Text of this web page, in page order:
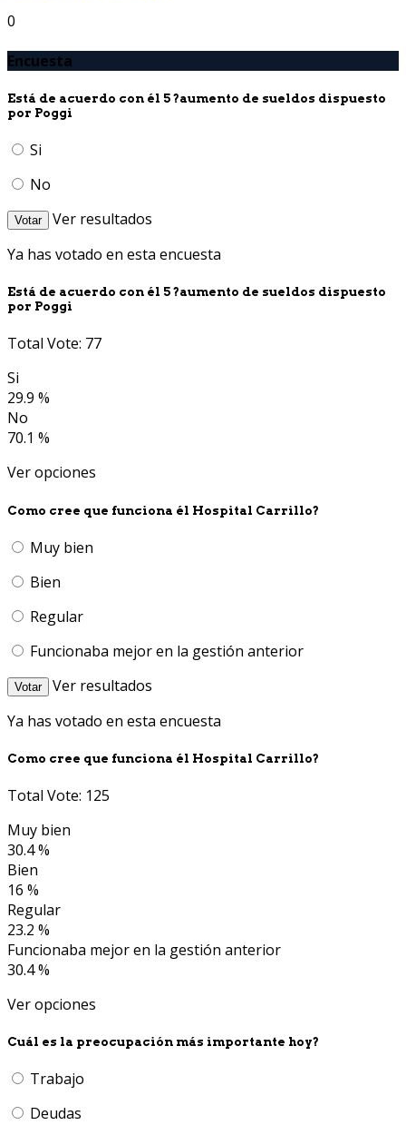
0
Encuesta
Está de acuerdo con él 5 ?aumento de sueldos dispuesto
por Poggi
Si
No
Votar
Ver resultados
Ya has votado en esta encuesta
Está de acuerdo con él 5 ?aumento de sueldos dispuesto
por Poggi
Total Vote: 77
Si
29.9 %
No
70.1 %
Ver opciones
Como cree que funciona él Hospital Carrillo?
Muy bien
Bien
Regular
Funcionaba mejor en la gestión anterior
Votar
Ver resultados
Ya has votado en esta encuesta
Como cree que funciona él Hospital Carrillo?
Total Vote: 125
Muy bien
30.4 %
Bien
16 %
Regular
23.2 %
Funcionaba mejor en la gestión anterior
30.4 %
Ver opciones
Cuál es la preocupación más importante hoy?
Trabajo
Deudas